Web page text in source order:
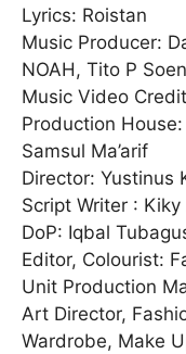
Lyrics: Roistan
Music Producer:
NOAH, Tito P
Music Video
Production
Samsul Ma’arif
Director: Yustinus
Script Writer :
DoP: Iqbal
Editor, Colourist:
Unit Production
Art Director,
Wardrobe, Make